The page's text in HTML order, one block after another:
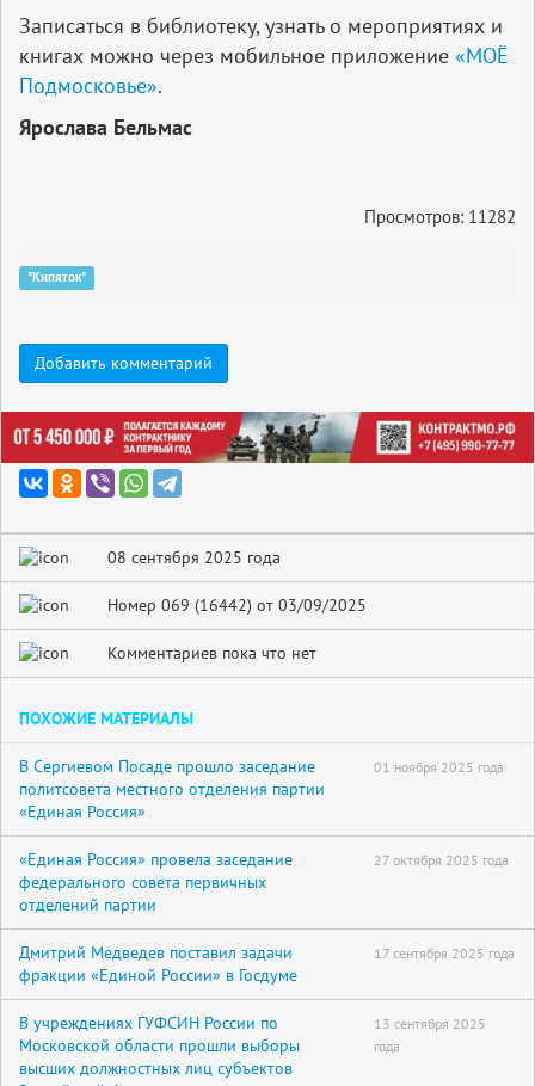
Записаться в библиотеку, узнать о мероприятиях и
книгах можно через мобильное приложение «МОЁ
Подмосковье».
Ярослава Бельмас
Просмотров: 11282
"Кипяток"
Добавить комментарий
08 сентября 2025 года
Номер 069 (16442) от 03/09/2025
Комментариев пока что нет
ПОХОЖИЕ МАТЕРИАЛЫ
В Сергиевом Посаде прошло заседание
политсовета местного отделения партии
«Единая Россия»
01 ноября 2025 года
«Единая Россия» провела заседание
федерального совета первичных
отделений партии
27 октября 2025 года
Дмитрий Медведев поставил задачи
фракции «Единой России» в Госдуме
17 сентября 2025 года
В учреждениях ГУФСИН России по
Московской области прошли выборы
высших должностных лиц субъектов
13 сентября 2025
года